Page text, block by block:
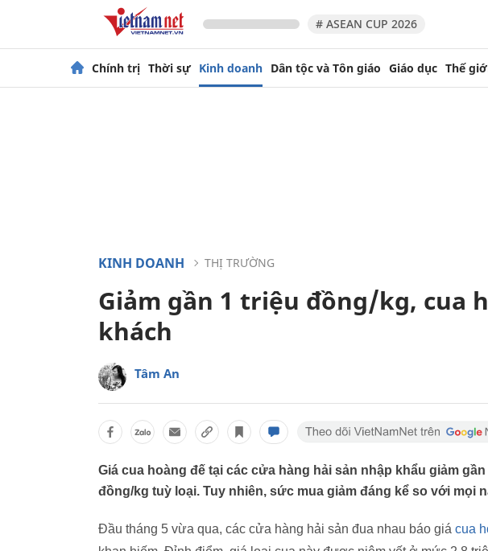
# ASEAN CUP 2026
Chính trị Thời sự Kinh doanh Dân tộc và Tôn giáo Giáo dục Thế
KINH DOANH THỊ TRƯỜNG
Giảm gần 1 triệu đồng/kg, cua
khách
Tâm An
Giá cua hoàng đế tại các cửa hàng hải sản nhập khẩu giảm
đồng/kg tuỳ loại. Tuy nhiên, sức mua giảm đáng kể so với mọi
Đầu tháng 5 vừa qua, các cửa hàng hải sản đua nhau báo giá cua